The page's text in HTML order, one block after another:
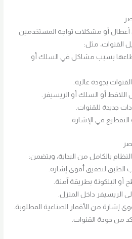
أو مشكلات تواجه المستخدمين
القنوات، مثل:
بسبب مشاكل في السلك أو
بجودة عالية.
اللاقط أو السلك أو الريسيفر.
جديدة للقنوات.
في الإشارة.
بالكامل من البداية، ويتضمن:
الطبق لتحقيق أقوى إشارة.
البلكونة بطريقة آمنة.
الريسيفر داخل المنزل.
إشارة من الأقمار الصناعية المطلوبة.
من جودة القنوات.